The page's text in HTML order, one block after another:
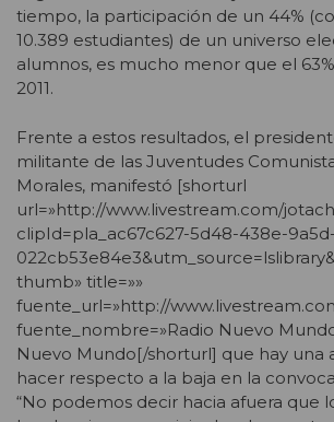
tiempo, la participación de un 44%
10.389 estudiantes) de un universo
alumnos, es mucho menor que el
2011.
Frente a estos resultados, el
militante de las Juventudes
Morales, manifestó [shorturl
url=»http://www.livestream.com/
clipId=pla_ac67c627-5d48-438e-9a5d-
thumb» title=»»
fuente_url=»http://
fuente_nombre=»Radio Nuevo
Nuevo Mundo[/shorturl] que hay una
hacer respecto a la baja en la
“No podemos decir hacia afuera que